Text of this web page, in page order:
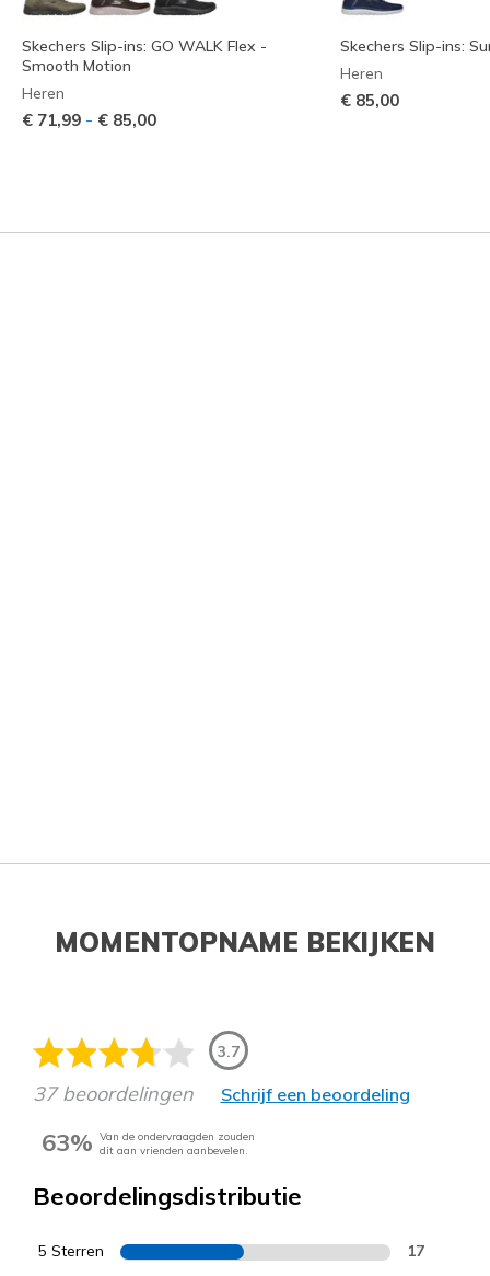
Skechers Slip-ins: GO WALK Flex -
Smooth Motion
Heren
€ 71,99 - € 85,00
Skechers Slip-ins:
Heren
€ 85,00
MOMENTOPNAME BEKIJKEN
3.7
37 beoordelingen Schrijf een beoordeling
63% Van de ondervraagden zouden
dit aan vrienden aanbevelen.
Beoordelingsdistributie
5 Sterren 17